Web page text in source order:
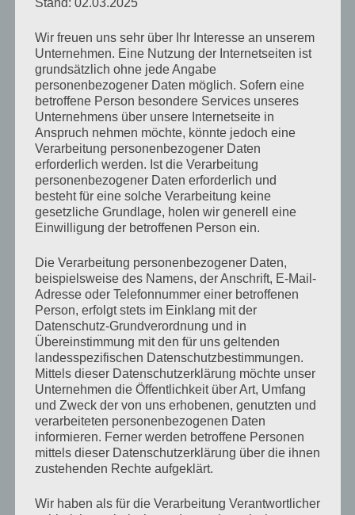
ist mittlerweile so groß, dass mein Körper
großelterliche Gefühle für mein Innenleben hegt. Innen
möchte ich noch die ganze Welt verändern, außen fällt
es mir manchmal schon schwer, die Pyjamahose gegen
eine Jogginghose zu tauschen.
„Genug war früher nie genug für mich. Heute ist mir
nichts schon viel zu viel.“, singt Faber in einem seiner
Lieder. Treffender könnte ich es gar nicht beschreiben.
„Das kann doch nicht alles sein!“, protestiert mein
innerer Peter Pan und möchte losfliegen, während ich
mich ächzend mit morgendlich steifen Gelenken
treppabwärts Richtung Küche bewege, um mir einen
weiteren Kaffee zu holen, obwohl mir mein Magen
schon die erste Tasse nicht verzeiht. Ich bin noch kein
Fünfzig und fühle mich bereits wie mindestens Siebzig.
Das ist doch scheiße! Ich kann nur hoffen, dass der
Graben zwischen meinem Körper und mir mit
zunehmendem Alter geringer wird und nicht noch
größer, denn sonst falle ich irgendwann hinein.
Stand: 02.03.2025
Wir freuen uns sehr über Ihr Interesse an unserem
Unternehmen. Eine Nutzung der Internetseiten ist
grundsätzlich ohne jede Angabe
personenbezogener Daten möglich. Sofern eine
betroffene Person besondere Services unseres
Unternehmens über unsere Internetseite in
Anspruch nehmen möchte, könnte jedoch eine
Verarbeitung personenbezogener Daten
erforderlich werden. Ist die Verarbeitung
personenbezogener Daten erforderlich und
besteht für eine solche Verarbeitung keine
gesetzliche Grundlage, holen wir generell eine
Einwilligung der betroffenen Person ein.
Die Verarbeitung personenbezogener Daten,
beispielsweise des Namens, der Anschrift, E-Mail-
Adresse oder Telefonnummer einer betroffenen
Person, erfolgt stets im Einklang mit der
Datenschutz-Grundverordnung und in
Übereinstimmung mit den für uns geltenden
landesspezifischen Datenschutzbestimmungen.
Mittels dieser Datenschutzerklärung möchte unser
Unternehmen die Öffentlichkeit über Art, Umfang
und Zweck der von uns erhobenen, genutzten und
verarbeiteten personenbezogenen Daten
informieren. Ferner werden betroffene Personen
mittels dieser Datenschutzerklärung über die ihnen
zustehenden Rechte aufgeklärt.
Wir haben als für die Verarbeitung Verantwortlicher